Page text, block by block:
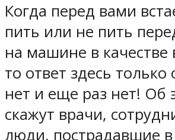
Когда перед вами
пить или не пить
на машине в качестве
то ответ здесь только
нет и еще раз нет! Об
скажут врачи,
люди, пострадавшие